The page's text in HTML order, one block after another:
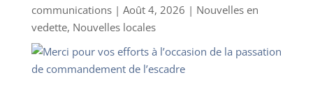
communications| Août 4, 2026 | Nouvelles en
vedette, Nouvelles locales